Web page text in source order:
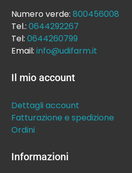
Numero verde:800456008
Tel.:0644292267
Tel:0644260799
Email:info@udifarm.it
Il mio account
Dettagli account
Fatturazione e spedizione
Ordini
Informazioni